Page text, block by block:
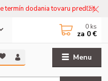
termín dodania tovaru predľžiť.
Menu
0 ks
za 0 €